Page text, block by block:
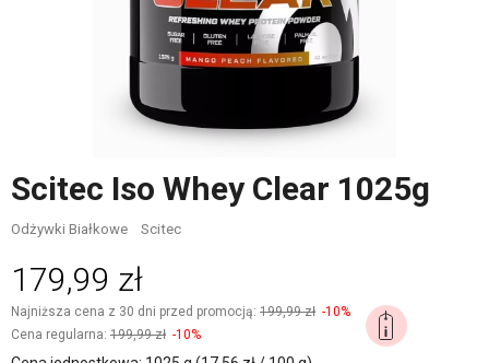
Scitec Iso Whey Clear 1025g
Odżywki Białkowe Scitec
179,99 zł
Najniższa cena z 30 dni przed promocją: 199,99 zł -10%
Cena regularna: 199,99 zł -10%